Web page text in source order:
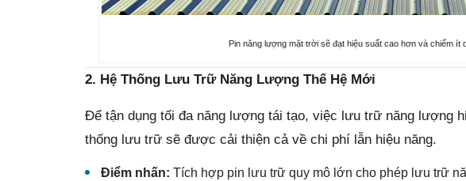
Pin năng lượng mặt trời sẽ đạt hiệu suất cao hơn và chiếm ít
2. Hệ Thống Lưu Trữ Năng Lượng Thế Hệ Mới
Để tận dụng tối đa năng lượng tái tạo, việc lưu trữ năng lượng
thống lưu trữ sẽ được cải thiện cả về chi phí lẫn hiệu năng.
Điểm nhấn: Tích hợp pin lưu trữ quy mô lớn cho phép lưu trữ